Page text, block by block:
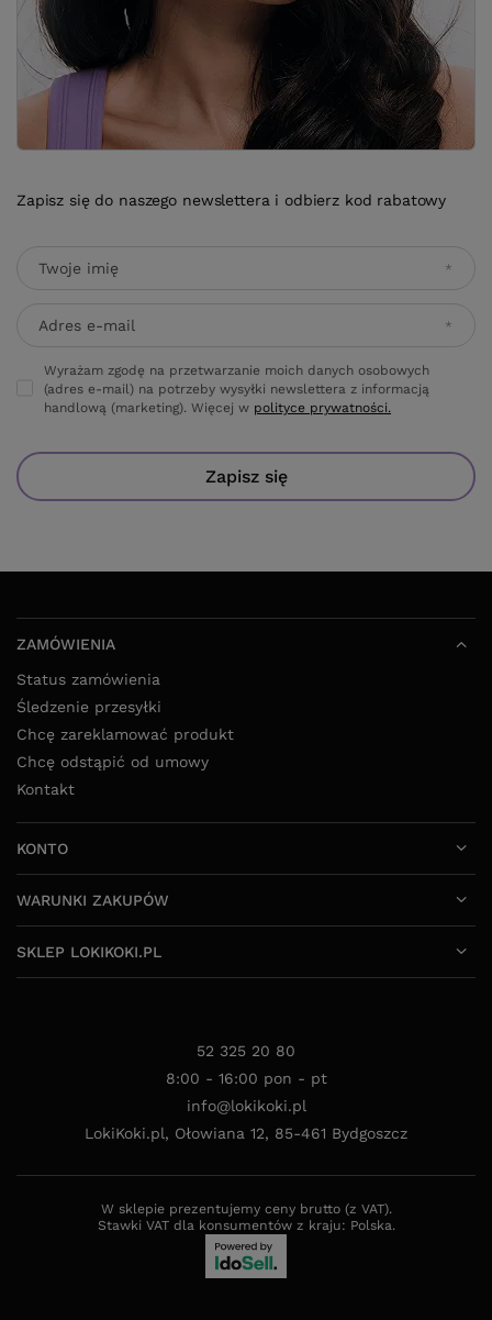
Zapisz się do naszego newslettera i odbierz kod rabatowy
Twoje imię
Adres e-mail
(adres e-mail) na potrzeby wysyłki newslettera z informacją
Zapisz się
Status zamówienia
Śledzenie przesyłki
Chcę zareklamować produkt
Chcę odstąpić od umowy
Kontakt
KONTO
WARUNKI ZAKUPÓW
SKLEP LOKIKOKI.PL
info@lokikoki.pl
,Ołowiana 12 ,85-461Bydgoszcz